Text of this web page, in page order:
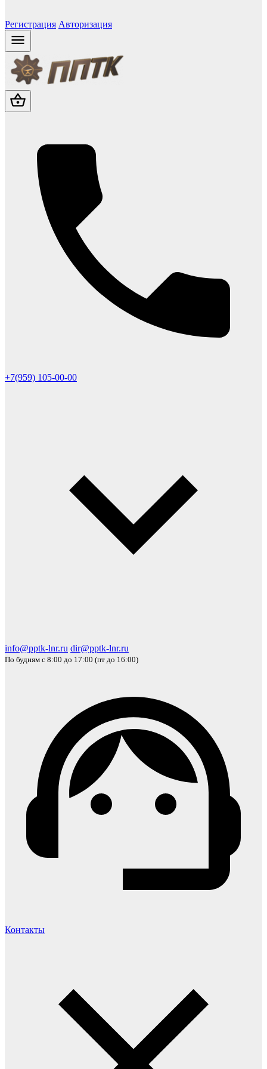
Регистрация Авторизация
+7(959) 105-00-00
info@pptk-lnr.ru dir@pptk-lnr.ru
По будням с 8:00 до 17:00 (пт до 16:00)
Контакты